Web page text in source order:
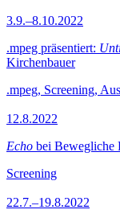
3.9.–8.10.2022
.mpeg präsentiert:
Kirchenbauer
.mpeg, Screening,
12.8.2022
Echo bei Bewegliche
Screening
22.7.–19.8.2022